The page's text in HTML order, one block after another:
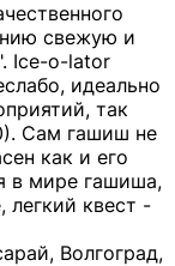
свежую и
Ice-o-lator
идеально
так
Сам гашиш не
как и его
в мире гашиша,
легкий квест -
Малая Вишера, Малгобек, Мамадыш, Мамоново, Мантурово, Маркс, Махачкала, Мглин, Мегион, Медвежьегорск, Медногорск, Медынь, Меленки, Мелеуз, Менделеевск, Мещовск, Микунь, Миллерово, Минусинск, Миньяр, Мирный (Архангельская область), Мирный (Якутия), Михайловка (Город), Михайловск (Свердловская область), Михайловск (Ставропольский край), Могоча, Можга, Моздок, Мончегорск, Морозовск, Моршанск, Мосальск, Муравленко, Мурино, Муром, Мценск, Мыски, Набережные Челны, Навашино (Нижегородская область), Назарово (Красноярский край), Назрань, Нальчик, Наро-Фоминск, Нарткала, Нарьян-Мар, Находка, Невель (Псковская область), Невельск, Невьянск, Нелидово (Тверская область), Неман, Нерехта (Костромская область), Нерюнгри, Нестеров, Нефтегорск (Самарская область), Нефтекумск, Нижневартовск, Нижнекамск (Республика Татарстан), Нижнеудинск, Нижние Серги, Нижний Ломов, Нижняя Тура, Николаевск-на-Амуре, Никольск (Вологодская область), Никольск (Пензенская область), Новая Ладога, Новая Ляля, Новоалександровск, Новоалтайск, Нововоронеж, Новодвинск, Новозыбков, Новокубанск, Новокуйбышевск, Новомичуринск, Новопавловск, Новоржев, Новосокольники, Новотроицк, Новоульяновск, Новоуральск, Новохопёрск, Новочебоксарск, Новошахтинск, Новый Оскол, Новый Уренгой, Норильск, Нурлат, Нягань, Нязепетровск, Няндома, Облучье, Обоянь, Озёрск (Калининградская область), Озёрск (Челябинская область), Озёры, Октябрьск (Самарская область), Октябрьский (Башкортостан), Окуловка (Новгородская область), Оленегорск, Олонец, Онега, Опочка, Осинники, Осташков, Остров, Острогожск, Отрадный, Оха, Павлово, Павловск (Воронежская область), Павловск (Санкт-Петербург), Павловский Посад, Партизанск, Певек, Пенза, Первоуральск, Перевоз, Пересвет, Переславль-Залесский, Пестово (Новгородская область), Петрозаводск, Петропавловск-Камчатский, Печоры, Пикалёво, Пионерский, Питкяранта, Плавск, Плёс, Подпорожье, Покачи, Покров, Покровск, Полесск, Полысаево, Полярные Зори, Полярный, Поронайск, Порхов, Похвистнево, Почеп, Починок, Пошехонье, Правдинск, Приморск (Калининградская область), Приморско-Ахтарск, Приозерск, Прокопьевск, Протвино, Прохладный, Пугачёв, Пудож, Пустошка, Пушкино, Пущино, Пыталово, Радужный (Владимирская область), Радужный (Ханты-Мансийский АО), Райчихинск, Раменское, Рассказово, Ревда, Реж, Реутов, Родники, Россошь, Ростов (Ярославская обл.), Рошаль, Ртищево, Рубцовск, Рузаевка, Рыбинск, Рыбное, Ряжск, Салехард, Сальск, Саранск, Сарапул, Саров, Сасово, Сатка, Сафоново, Саяногорск, Саянск, Светлогорск, Светлоград, Светлый, Светогорск (Ленинградская область), Свободный, Себеж, Северобайкальск, Северодвинск, Североуральск, Сегежа, Семикаракорск, Сенгилей, Серафимович, Сергач, Сергиев Посад, Сердобск, Сертолово (Ленинградская область), Сестрорецк (Ленинградская область), Сибай, Скопин, Славгород, Сланцы, Слободской, Слюдянка, Собинка, Советск (Кировская область), Советск (Калининградская область), Советск (Тульская область), Советская Гавань, Советский (Ханты-Мансийский АО), Сокол (Вологодская область), Солигалич, Соль-Илецк, Сольцы, Сортавала, Сосенский, Сосновоборск, Сосновый Бор (Ленинградская область), Сосногорск, Спас-Клепики, Спасск-Рязанский, С